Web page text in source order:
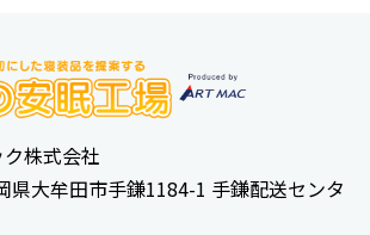
株式会社
大牟田市手鎌1184-1 手鎌配送センタ